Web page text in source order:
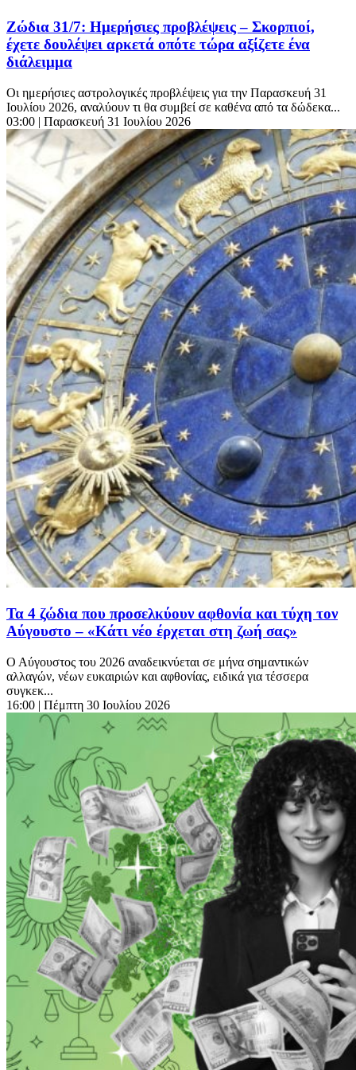
Ζώδια 31/7: Ημερήσιες προβλέψεις – Σκορπιοί,
έχετε δουλέψει αρκετά οπότε τώρα αξίζετε ένα
διάλειμμα
Οι ημερήσιες αστρολογικές προβλέψεις για την Παρασκευή 31
Ιουλίου 2026, αναλύουν τι θα συμβεί σε καθένα από τα δώδεκα...
03:00 | Παρασκευή 31 Ιουλίου 2026
Τα 4 ζώδια που προσελκύουν αφθονία και τύχη τον
Αύγουστο – «Κάτι νέο έρχεται στη ζωή σας»
Ο Αύγουστος του 2026 αναδεικνύεται σε μήνα σημαντικών
αλλαγών, νέων ευκαιριών και αφθονίας, ειδικά για τέσσερα
συγκεκ...
16:00 | Πέμπτη 30 Ιουλίου 2026